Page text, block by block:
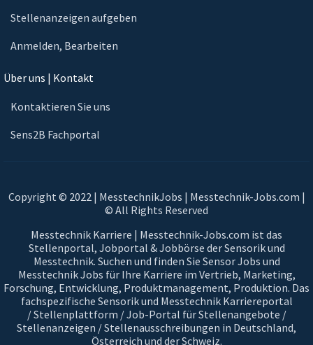
Stellenanzeigen aufgeben
Anmelden, Bearbeiten
Über uns | Kontakt
Kontaktieren Sie uns
Sens2B Fachportal
Copyright © 2022 | MesstechnikJobs | Messtechnik-Jobs.com |
© All Rights Reserved
Messtechnik Karriere | Messtechnik-Jobs.com ist das
Stellenportal, Jobportal & Jobbörse der Sensorik und
Messtechnik. Suchen und finden Sie Sensor Jobs und
Messtechnik Jobs für Ihre Karriere im Vertrieb, Marketing,
Forschung, Entwicklung, Produktmanagement, Produktion. Das
fachspezifische Sensorik und Messtechnik Karriereportal
/ Stellenplattform / Job-Portal für Stellenangebote /
Stellenanzeigen / Stellenausschreibungen in Deutschland,
Österreich und der Schweiz.